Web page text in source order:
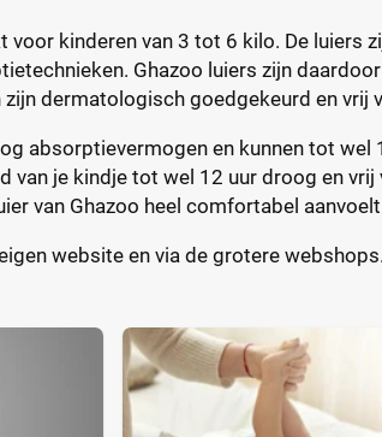
voor kinderen van 3 tot 6 kilo. De luiers
Ghazoo luiers zijn
dermatologisch goedgekeurd en vrij
absorptievermogen en kunnen tot
van je kindje tot wel 12 uur droog en
van Ghazoo heel comfortabel
website en via de grotere